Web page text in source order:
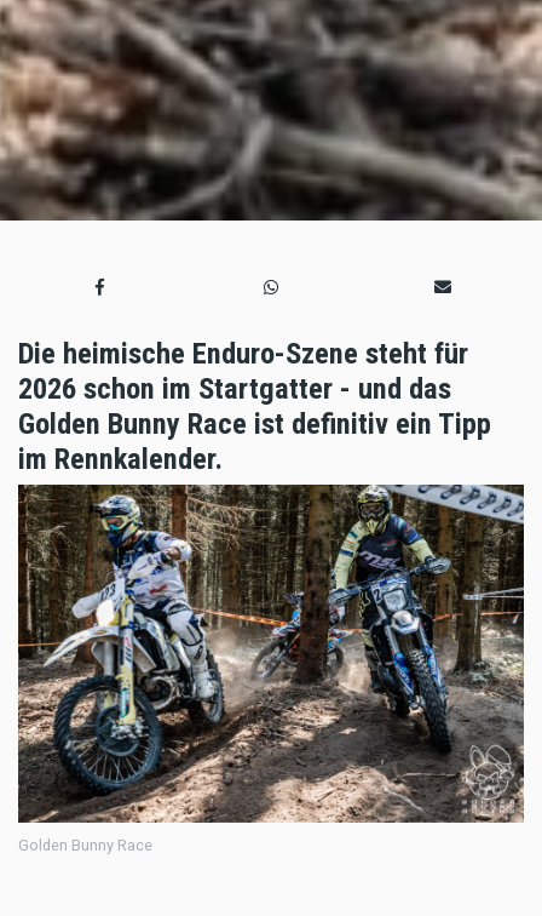
Die heimische Enduro-Szene steht für
2026 schon im Startgatter - und das
Golden Bunny Race ist definitiv ein Tipp
im Rennkalender.
Golden Bunny Race